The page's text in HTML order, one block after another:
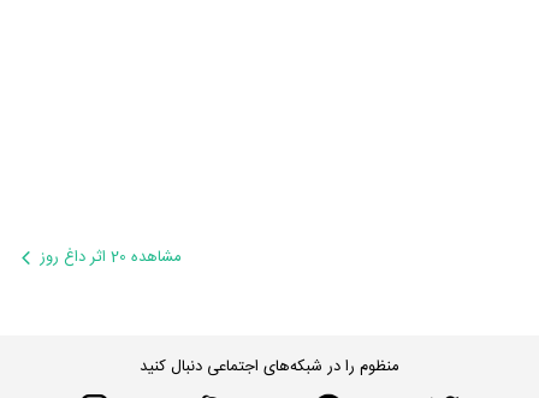
مشاهده 20 اثر داغ روز
منظوم را در شبکه‌های اجتماعی دنبال کنید